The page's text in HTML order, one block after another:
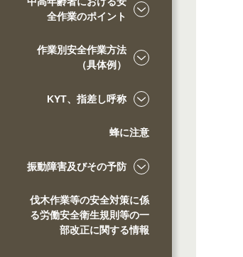
全作業のポイント
作業別安全作業方法
（具体例）
KYT、指差し呼称
蜂に注意
振動障害及びその予防
伐木作業等の安全対策に係
る労働安全衛生規則等の一
部改正に関する情報